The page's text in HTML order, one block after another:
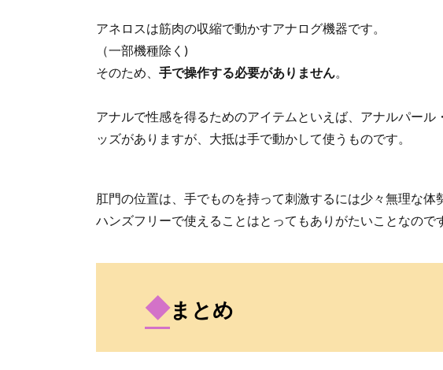
アネロスは筋肉の収縮で動かすアナログ機器です。
（一部機種除く)
そのため、 手で操作する必要がありません。
アナルで性感を得るためのアイテムといえば、アナルパー
ッズがありますが、大抵は手で動かして使うものです。
肛門の位置は、手でものを持って刺激するには少々無理な体
ハンズフリーで使えることはとってもありがたいことなので
◆まとめ